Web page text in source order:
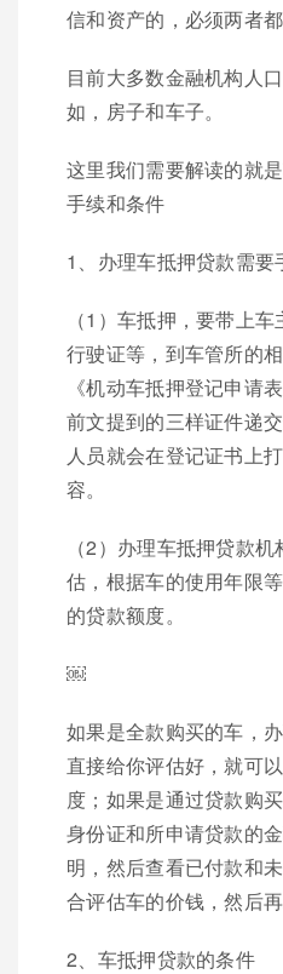
信和资产的，必须两者
目前大多数金融机构人
如，房子和车子。
这里我们需要解读的就
手续和条件
1、办理车抵押贷款需要
（1）车抵押，要带上车
行驶证等，到车管所的
《机动车抵押登记申请
前文提到的三样证件递
人员就会在登记证书上
容。
（2）办理车抵押贷款
估，根据车的使用年限
的贷款额度。
￼
如果是全款购买的车，
直接给你评估好，就可
度；如果是通过贷款购
身份证和所申请贷款的
明，然后查看已付款和
合评估车的价钱，然后再
2、车抵押贷款的条件